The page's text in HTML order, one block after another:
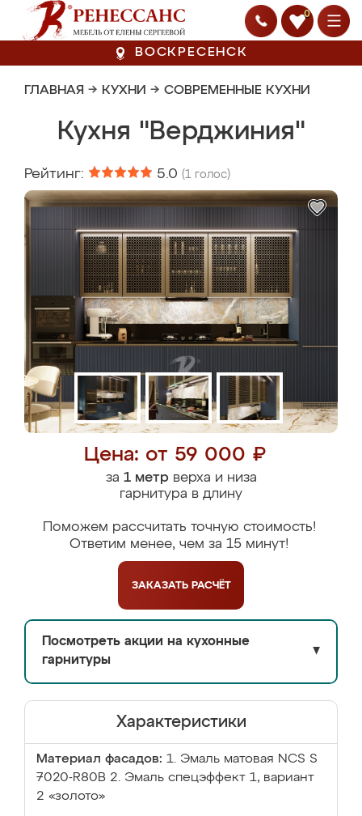
0
ВОСКРЕСЕНСК
ГЛАВНАЯ → КУХНИ → СОВРЕМЕННЫЕ КУХНИ
Кухня "Верджиния"
Рейтинг: 5.0 (1 голос)
Цена: от 59 000 ₽
за 1 метрверха и низа
гарнитура в длину
Поможем рассчитать точную стоимость!
Ответим менее, чем за 15 минут!
ЗАКАЗАТЬ РАСЧЁТ
Посмотреть акции на кухонные
гарнитуры
▼
Характеристики
Материал фасадов: 1. Эмаль матовая NCS S
7020-R80B 2. Эмаль спецэффект 1, вариант
2 «золото»